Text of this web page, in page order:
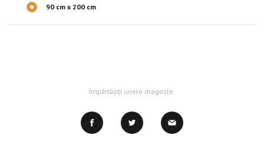
90 cm х 200 cm
Împărtășiți unele dragoste.